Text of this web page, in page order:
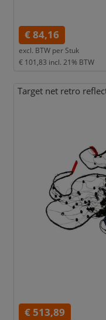
€ 84,16
excl. BTW per Stuk
€ 101,83 incl. 21% BTW
Target net retro
€ 513,89